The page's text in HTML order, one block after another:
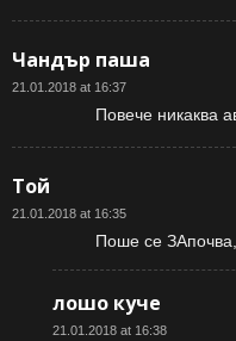
Чандър паша
21.01.2018 at 16:37
Повече никаква
Той
21.01.2018 at 16:35
Поше се
лошо куче
21.01.2018 at 16:38